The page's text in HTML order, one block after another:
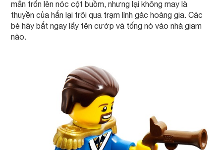
mắn trốn lên nóc cột buồm, nhưng lại không may là
thuyền của hắn lại trôi qua trạm lính gác hoàng gia. Các
bé hãy bắt ngay lấy tên cướp và tống nó vào nhà giam
nào.